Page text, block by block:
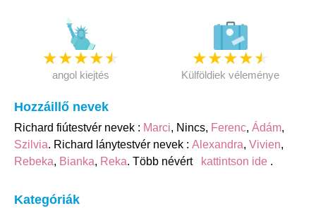
★★★★★
angol kiejtés
★★★★★
Külföldiek véleménye
Hozzáillő nevek
Richard fiútestvér nevek : Marci, Nincs, Ferenc, Ádám,
Szilvia. Richard lánytestvér nevek : Alexandra, Vivien,
Rebeka, Bianka, Reka. Több névért kattintson ide .
Kategóriák